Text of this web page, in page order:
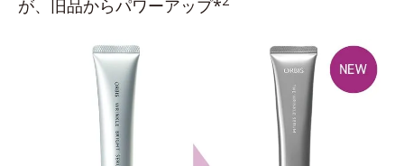
が、旧品からパワーアップ*